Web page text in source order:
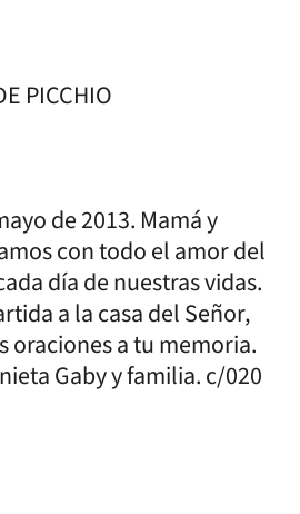
PICCHIO
de 2013. Mamá y
con todo el amor del
día de nuestras vidas.
a la casa del Señor,
oraciones a tu memoria.
Gaby y familia. c/020